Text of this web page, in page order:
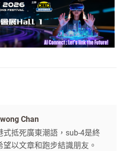
Chan
式抵死廣東潮語，sub-4是終
望以文章和跑步結識朋友。